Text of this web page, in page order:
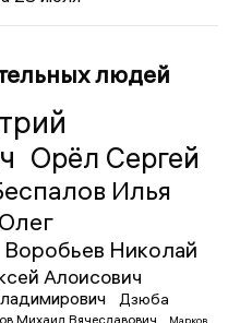
людей
Орёл Сергей
Илья
Воробьев Николай
Алоисович
Дзюба
Михаил Вячеславович